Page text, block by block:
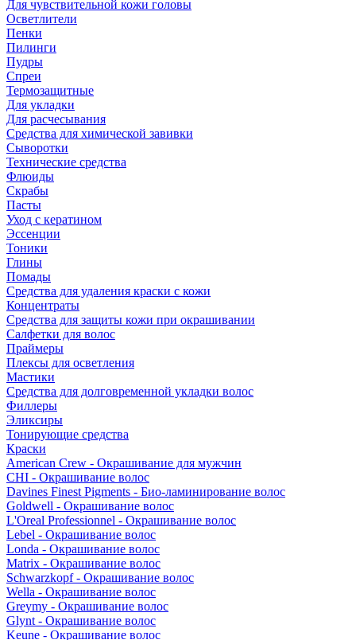
Для чувствительной кожи головы
Осветлители
Пенки
Пилинги
Пудры
Спреи
Термозащитные
Для укладки
Для расчесывания
Средства для химической завивки
Сыворотки
Технические средства
Флюиды
Скрабы
Пасты
Уход с кератином
Эссенции
Тоники
Глины
Помады
Средства для удаления краски с кожи
Концентраты
Средства для защиты кожи при окрашивании
Салфетки для волос
Праймеры
Плексы для осветления
Мастики
Средства для долговременной укладки волос
Филлеры
Эликсиры
Тонирующие средства
Краски
American Crew - Окрашивание для мужчин
CHI - Окрашивание волос
Davines Finest Pigments - Био-ламинирование волос
Goldwell - Окрашивание волос
L'Oreal Professionnel - Окрашивание волос
Lebel - Окрашивание волос
Londa - Окрашивание волос
Matrix - Окрашивание волос
Schwarzkopf - Окрашивание волос
Wella - Окрашивание волос
Greymy - Окрашивание волос
Glynt - Окрашивание волос
Keune - Окрашивание волос